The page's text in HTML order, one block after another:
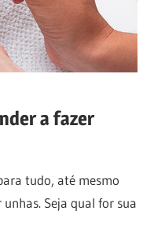
a fazer
tudo, até mesmo
Seja qual for sua